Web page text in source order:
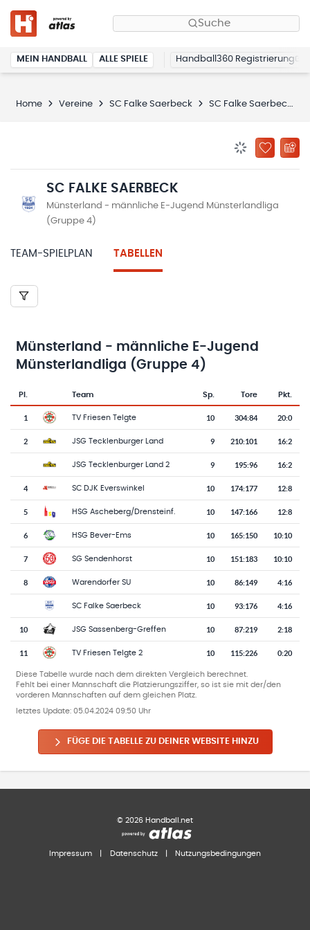
Suche
MEIN HANDBALL ALLE SPIELE Handball360 Registrierung
Home Vereine SC Falke Saerbeck SC Falke Saerbeck
ZU
SC FALKE SAERBECK
Münsterland - männliche E-Jugend Münsterlandliga
(Gruppe 4)
TEAM-SPIELPLAN TABELLEN
Münsterland - männliche E-Jugend
Münsterlandliga (Gruppe 4)
Tabelle mit Vereinsplatzierungen, Spielen, Toren und Punkten
Pl.
Team-Logo
Team Sp. Tore Pkt.
1 TV Friesen Telgte 10 304:84 20:0
2 JSG Tecklenburger Land 9 210:101 16:2
JSG Tecklenburger Land 2 9 195:96 16:2
4 SC DJK Everswinkel 10 174:177 12:8
5 HSG Ascheberg/Drensteinf. 10 147:166 12:8
6 HSG Bever-Ems 10 165:150 10:10
7 SG Sendenhorst 10 151:183 10:10
8 Warendorfer SU 10 86:149 4:16
SC Falke Saerbeck 10 93:176 4:16
10 JSG Sassenberg-Greffen 10 87:219 2:18
11 TV Friesen Telgte 2 10 115:226 0:20
Diese Tabelle wurde nach dem direkten Vergleich berechnet.
Fehlt bei einer Mannschaft die Platzierungsziffer, so ist sie mit der/den
vorderen Mannschaften auf dem gleichen Platz.
letztes Update: 05.04.2024 09:50 Uhr
FÜGE DIE TABELLE ZU DEINER WEBSITE HINZU
© 2026 Handball.net
Impressum Datenschutz Nutzungsbedingungen